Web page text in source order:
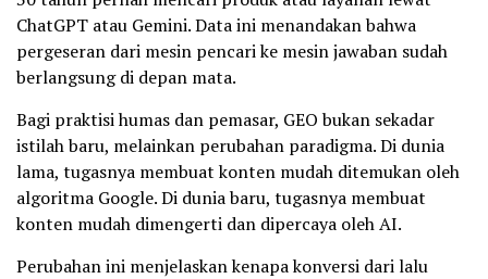
ChatGPT atau Gemini. Data ini menandakan bahwa
pergeseran dari mesin pencari ke mesin jawaban sudah
berlangsung di depan mata.
Bagi praktisi humas dan pemasar, GEO bukan sekadar
istilah baru, melainkan perubahan paradigma. Di dunia
lama, tugasnya membuat konten mudah ditemukan oleh
algoritma Google. Di dunia baru, tugasnya membuat
konten mudah dimengerti dan dipercaya oleh AI.
Perubahan ini menjelaskan kenapa konversi dari lalu